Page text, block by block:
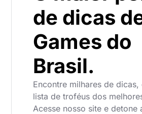
de dicas
Games do
Brasil.
Encontre milhares de
lista de troféus dos
Acesse nosso site e detone